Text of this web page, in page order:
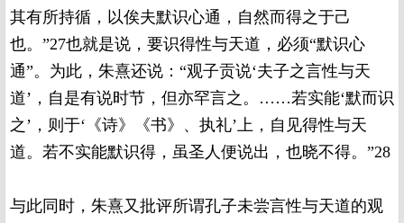
其有所持循，以俟夫默识心通，自然而得之于己
也。”27也就是说，要识得性与天道，必须“默识心
通”。为此，朱熹还说：“观子贡说‘夫子之言性与天
道’，自是有说时节，但亦罕言之。……若实能‘默而识
之’，则于‘《诗》《书》、执礼’上，自见得性与天
道。若不实能默识得，虽圣人便说出，也晓不得。”28
与此同时，朱熹又批评所谓孔子未尝言性与天道的观